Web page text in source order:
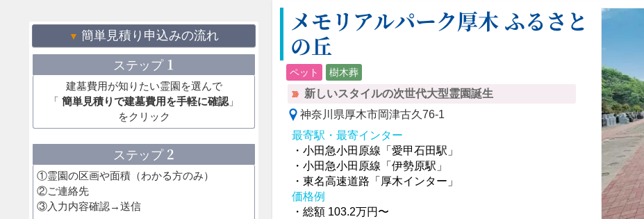
簡単見積り申込みの流れ
ステップ 1
建墓費用が知りたい霊園を選んで
「簡単見積りで建墓費用を手軽に確認 」
をクリック
ステップ 2
①霊園の区画や面積（わかる方のみ）
②ご連絡先
③入力内容確認→送信
メモリアルパーク厚木 ふるさと
の丘
ペット 樹木葬
新しいスタイルの次世代大型霊園誕生
神奈川県厚木市岡津古久76-1
最寄駅・最寄インター
・小田急小田原線「愛甲石田駅」
・小田急小田原線「伊勢原駅」
・東名高速道路「厚木インター」
価格例
・総額 103.2万円〜